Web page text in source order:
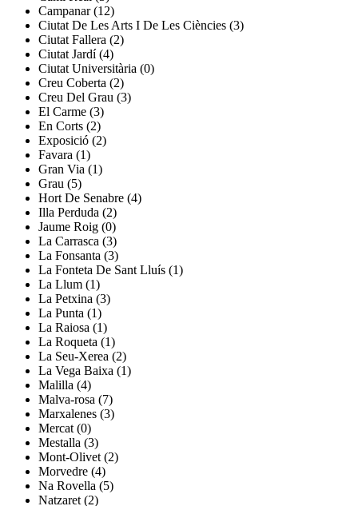
Campanar (12)
Ciutat De Les Arts I De Les Ciències (3)
Ciutat Fallera (2)
Ciutat Jardí (4)
Ciutat Universitària (0)
Creu Coberta (2)
Creu Del Grau (3)
El Carme (3)
En Corts (2)
Exposició (2)
Favara (1)
Gran Via (1)
Grau (5)
Hort De Senabre (4)
Illa Perduda (2)
Jaume Roig (0)
La Carrasca (3)
La Fonsanta (3)
La Fonteta De Sant Lluís (1)
La Llum (1)
La Petxina (3)
La Punta (1)
La Raiosa (1)
La Roqueta (1)
La Seu-Xerea (2)
La Vega Baixa (1)
Malilla (4)
Malva-rosa (7)
Marxalenes (3)
Mercat (0)
Mestalla (3)
Mont-Olivet (2)
Morvedre (4)
Na Rovella (5)
Natzaret (2)